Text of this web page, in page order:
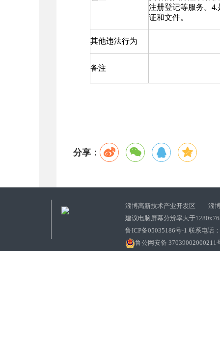
注册登记等服务。
证和文件。
其他违法行为
备注
分享：
淄博高新技术产业开发区 淄博
建议电脑屏幕分辨率大于
鲁ICP备05035186号-1 联系电话
鲁公网安备 37039002000211